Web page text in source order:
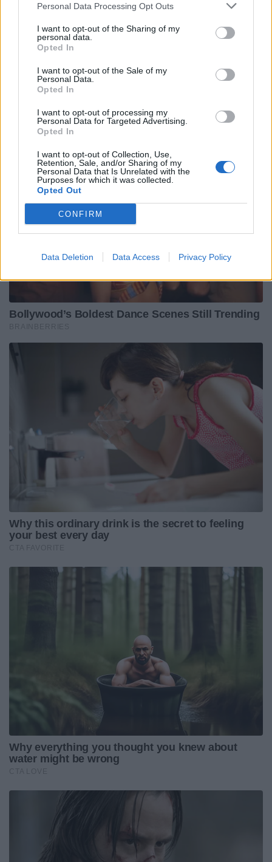
Personal Data Processing Opt Outs
I want to opt-out of the Sharing of my
personal data.
Opted In
I want to opt-out of the Sale of my
Personal Data.
Opted In
I want to opt-out of processing my
Personal Data for Targeted Advertising.
Opted In
I want to opt-out of Collection, Use,
Retention, Sale, and/or Sharing of my
Personal Data that Is Unrelated with the
Purposes for which it was collected.
Opted Out
CONFIRM
Data Deletion Data Access Privacy Policy